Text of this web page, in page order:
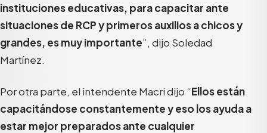
instituciones educativas, para capacitar ante
situaciones de RCP y primeros auxilios a chicos y
grandes, es muy importante”, dijo Soledad
Martínez.
Por otra parte, el intendente Macri dijo “Ellos están
capacitándose constantemente y eso los ayuda a
estar mejor preparados ante cualquier